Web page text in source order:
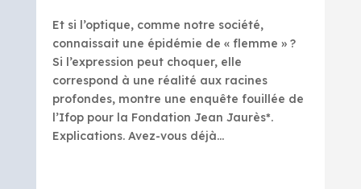
Et si l’optique, comme notre société,
connaissait une épidémie de « flemme » ?
Si l’expression peut choquer, elle
correspond à une réalité aux racines
profondes, montre une enquête fouillée de
l’Ifop pour la Fondation Jean Jaurès*.
Explications. Avez-vous déjà...